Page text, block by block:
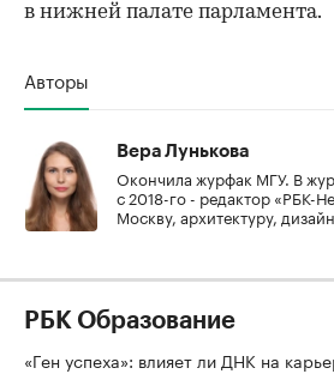
в нижней палате парламента.
Авторы
Вера Лунькова
Окончила журфак МГУ. В
с 2018-го - редактор «РБК-
Москву, архитектуру,
РБК Образование
«Ген успеха»: влияет ли ДНК на